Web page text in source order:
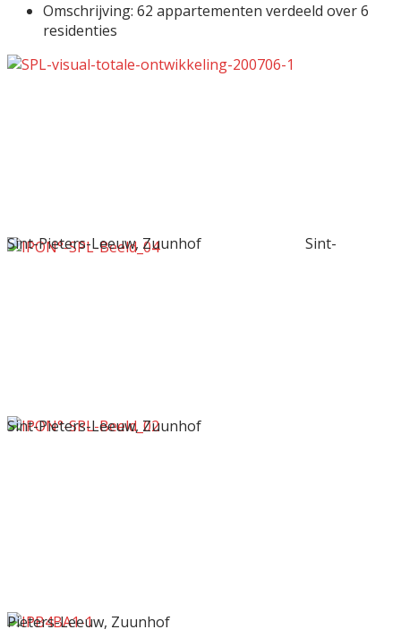
Omschrijving: 62 appartementen verdeeld over 6
residenties
Sint-Pieters-Leeuw, Zuunhof
Sint-Pieters-Leeuw, Zuunhof
Sint-
Pieters-Leeuw, Zuunhof